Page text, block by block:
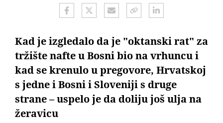
Kad je izgledalo da je "oktanski rat" za
tržište nafte u Bosni bio na vrhuncu i
kad se krenulo u pregovore, Hrvatskoj
s jedne i Bosni i Sloveniji s druge
strane – uspelo je da doliju još ulja na
žeravicu